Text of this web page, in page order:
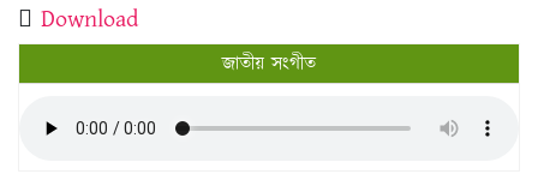
Download
জাতীয় সংগীত